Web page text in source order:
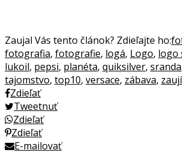
Zaujal Vás tento článok? Zdieľajte ho:
fotografia, fotografie, logá, Logo, logo
lukoil, pepsi, planéta, quiksilver, sranda
tajomstvo, top10, versace, zábava,
Zdieľať
Tweetnuť
Zdieľať
Zdieľať
E-mailovať